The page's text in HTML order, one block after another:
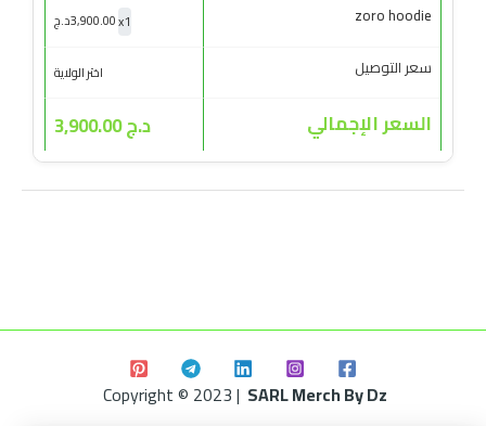
zoro hoodie
x1
3,900.00د.ج
سعر التوصيل اختر الولاية
السعر الإجمالي د.ج 3,900.00
Copyright © 2023 | SARL Merch By Dz